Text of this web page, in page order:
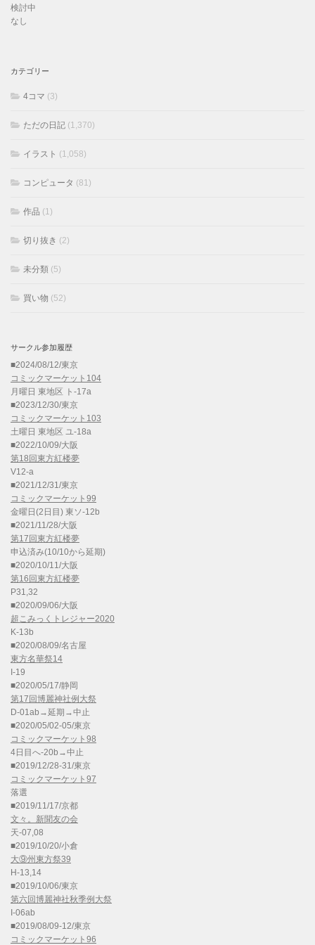
検討中
なし
カテゴリー
4コマ (3)
ただの日記 (1,370)
イラスト (1,058)
コンピュータ (81)
作品 (1)
切り抜き (2)
未分類 (5)
買い物 (52)
サークル参加履歴
■2024/08/12/東京
コミックマーケット104
月曜日 東地区 ト-17a
■2023/12/30/東京
コミックマーケット103
土曜日 東地区 ユ-18a
■2022/10/09/大阪
第18回東方紅楼夢
V12-a
■2021/12/31/東京
コミックマーケット99
金曜日(2日目) 東ソ-12b
■2021/11/28/大阪
第17回東方紅楼夢
申込済み(10/10から延期)
■2020/10/11/大阪
第16回東方紅楼夢
P31,32
■2020/09/06/大阪
超こみっくトレジャー2020
K-13b
■2020/08/09/名古屋
東方名華祭14
I-19
■2020/05/17/静岡
第17回博麗神社例大祭
D-01ab→延期→中止
■2020/05/02-05/東京
コミックマーケット98
4日目へ-20b→中止
■2019/12/28-31/東京
コミックマーケット97
落選
■2019/11/17/京都
文々。新聞友の会
天-07,08
■2019/10/20/小倉
大⑨州東方祭39
H-13,14
■2019/10/06/東京
第六回博麗神社秋季例大祭
I-06ab
■2019/08/09-12/東京
コミックマーケット96